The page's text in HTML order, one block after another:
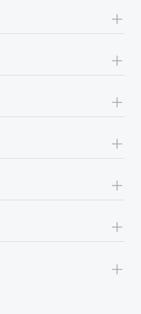
+
+
+
+
+
+
+